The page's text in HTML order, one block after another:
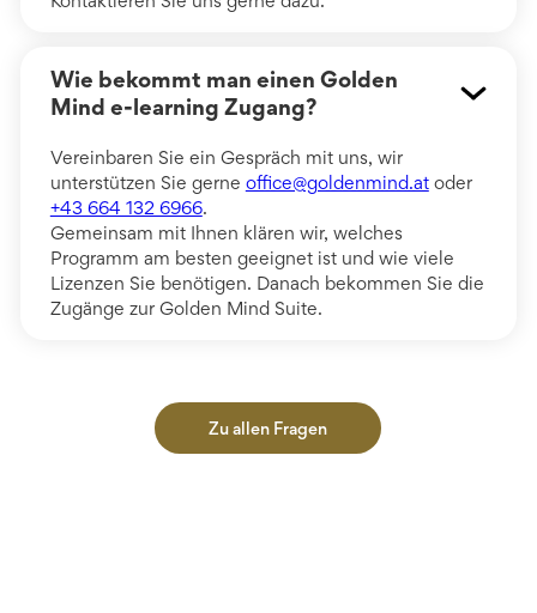
Wie bekommt man einen Golden
Mind e-learning Zugang?
Vereinbaren Sie ein Gespräch mit uns, wir
unterstützen Sie gerne office@goldenmind.atoder
+43 664 132 6966.
Gemeinsam mit Ihnen klären wir, welches
Programm am besten geeignet ist und wie viele
Lizenzen Sie benötigen. Danach bekommen Sie die
Zugänge zur Golden Mind Suite.
Zu allen Fragen